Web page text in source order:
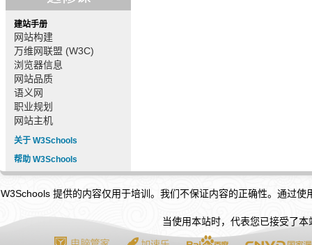
建站手册
网站构建
万维网联盟 (W3C)
浏览器信息
网站品质
语义网
职业规划
网站主机
关于 W3Schools
帮助 W3Schools
W3Schools 提供的内容仅用于培训。我们不保证内容的正确性。通过
当使用本站时，代表您已接受了本